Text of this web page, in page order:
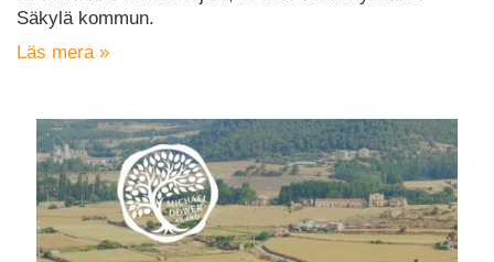
Säkylä kommun.
Läs mera »